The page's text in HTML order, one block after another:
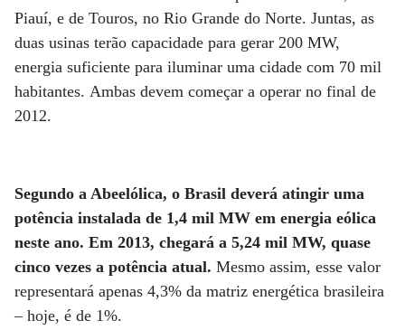
Piauí, e de Touros, no Rio Grande do Norte. Juntas, as
duas usinas terão capacidade para gerar 200 MW,
energia suficiente para iluminar uma cidade com 70 mil
habitantes. Ambas devem começar a operar no final de
2012.
Segundo a Abeelólica, o Brasil deverá atingir uma
potência instalada de 1,4 mil MW em energia eólica
neste ano. Em 2013, chegará a 5,24 mil MW, quase
cinco vezes a potência atual. Mesmo assim, esse valor
representará apenas 4,3% da matriz energética brasileira
– hoje, é de 1%.